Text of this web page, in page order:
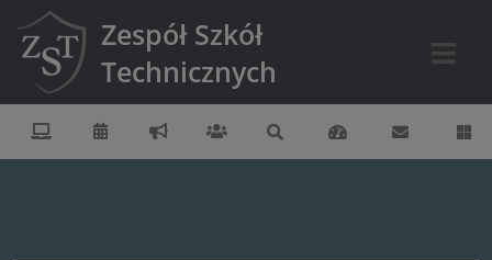
Zespół Szkół
Technicznych